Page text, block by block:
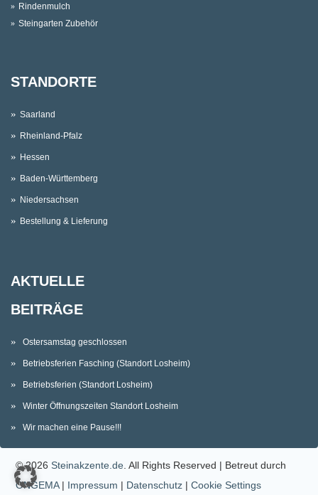
Rindenmulch
Steingarten Zubehör
STANDORTE
Saarland
Rheinland-Pfalz
Hessen
Baden-Württemberg
Niedersachsen
Bestellung & Lieferung
AKTUELLE
BEITRÄGE
Ostersamstag geschlossen
Betriebsferien Fasching (Standort Losheim)
Betriebsferien (Standort Losheim)
Winter Öffnungszeiten Standort Losheim
Wir machen eine Pause!!!
© 2026Steinakzente.de . All Rights Reserved | Betreut durch
ONGEMA| Impressum | Datenschutz |Cookie Settings